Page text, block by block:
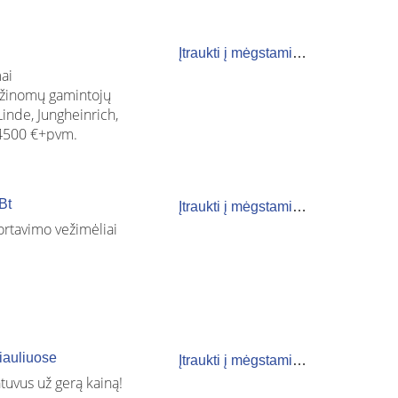
sandėliavimo
dujinius,
gamybos
Įtraukti į mėgstamiausius
gamintojų
Jungheinrich,
€+pvm.
pagal
Įtraukti į mėgstamiausius
vežimėliai
Įtraukti į mėgstamiausius
už gerą kainą!